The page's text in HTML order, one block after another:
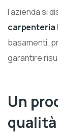
l’azienda si
carpenteria
basamenti,
garantire
Un
qualità